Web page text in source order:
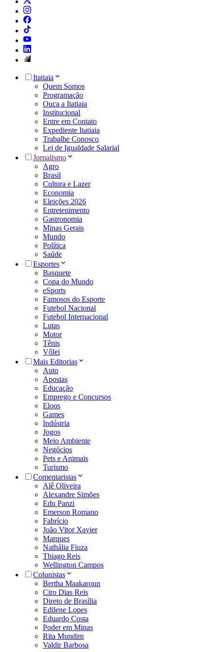
Itatiaia
Quem Somos
Programação
Ouça a Itatiaia
Institucional
Entre em Contato
Expediente Itatiaia
Trabalhe Conosco
Lei de Igualdade Salarial
Jornalismo
Agro
Brasil
Cultura e Lazer
Economia
Eleições 2026
Entretenimento
Gastronomia
Minas Gerais
Mundo
Política
Saúde
Esportes
Basquete
Copa do Mundo
eSports
Famosos do Esporte
Futebol Nacional
Futebol Internacional
Lutas
Motor
Tênis
Vôlei
Mais Editorias
Auto
Apostas
Educação
Emprego e Concursos
Eloos
Games
Indústria
Jogos
Meio Ambiente
Negócios
Pets e Animais
Turismo
Comentaristas
Alê Oliveira
Alexandre Simões
Edu Panzi
Emerson Romano
Fabrício
João Vitor Xavier
Marques
Nathália Fiuza
Thiago Reis
Wellington Campos
Colunistas
Bertha Maakaroun
Ciro Dias Reis
Direto de Brasília
Edilene Lopes
Eduardo Costa
Poder em Minas
Rita Mundim
Valdir Barbosa